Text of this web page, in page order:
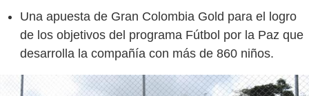
Una apuesta de Gran Colombia Gold para el logro
de los objetivos del programa Fútbol por la Paz que
desarrolla la compañía con más de 860 niños.